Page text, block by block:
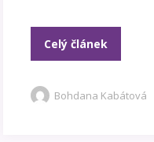
Celý článek
Bohdana Kabátová